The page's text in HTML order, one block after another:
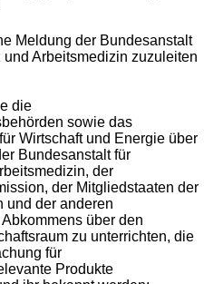
Meldung der Bundesanstalt
und Arbeitsmedizin zuzuleiten
die
sowie das
Wirtschaft und Energie über
Bundesanstalt für
der
der Mitgliedstaaten der
und der anderen
über den
zu unterrichten, die
für
Produkte